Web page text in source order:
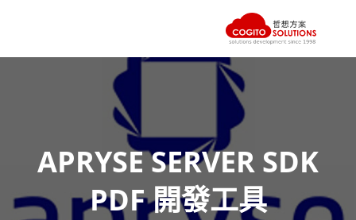
跳
APRYSE SERVER SDK
PDF 開發工具